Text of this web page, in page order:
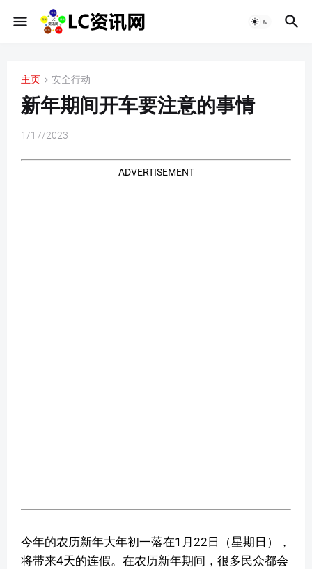
主页 安全行动
新年期间开车要注意的事情
1/17/2023
ADVERTISEMENT
今年的农历新年大年初一落在1月22日（星期日），
将带来4天的连假。在农历新年期间，很多民众都会